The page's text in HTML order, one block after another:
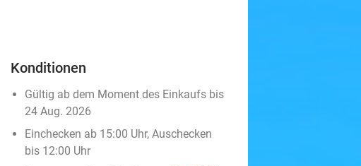
Konditionen
Gültig ab dem Moment des Einkaufs bis
24 Aug. 2026
Einchecken ab 15:00 Uhr, Auschecken
bis 12:00 Uhr